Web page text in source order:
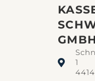
GMBH
1